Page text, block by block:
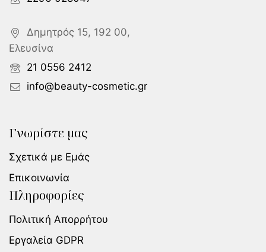
Δημητρός 15, 192 00,
Ελευσίνα
21 0556 2412
info@beauty-cosmetic.gr
Γνωρίστε μας
Σχετικά με Εμάς
Επικοινωνία
Πληροφορίες
Πολιτική Απορρήτου
Εργαλεία GDPR